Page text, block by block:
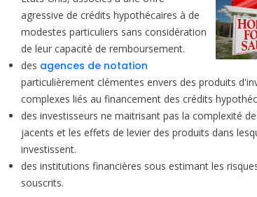
agressive de crédits hypothécaires à de
modestes particuliers sans considération
de leur capacité de remboursement.
des agences de notation
particulièrement clémentes envers des produits
complexes liés au financement des crédits
des investisseurs ne maitrisant pas la complexité
jacents et les effets de levier des produits dans
investissent.
des institutions financières sous estimant les
souscrits.